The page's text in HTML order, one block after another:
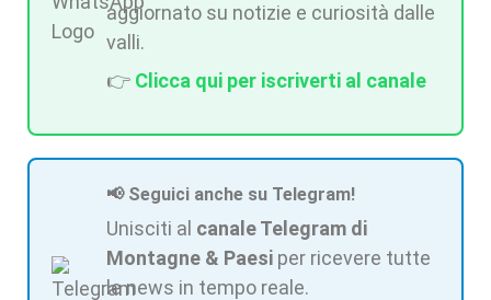
aggiornato su notizie e curiosità dalle
valli.
👉 Clicca qui per iscriverti al canale
📢 Seguici anche su Telegram!
Unisciti al canale Telegram di
Montagne & Paesi per ricevere tutte
le news in tempo reale.